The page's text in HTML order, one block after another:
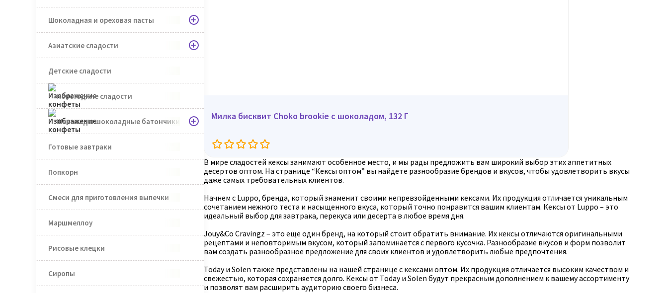
Шоколадная и ореховая пасты
Азиатские сладости
Детские сладости
Новогодние сладости
Шоколад и шоколадные батончики
Готовые завтраки
Попкорн
Смеси для приготовления выпечки
Маршмеллоу
Рисовые клецки
Сиропы
Милка бисквит Сhoko brookie c шоколадом, 132 Г
В мире сладостей кексы занимают особенное место, и мы рады предложить вам широкий выбор этих аппетитных
десертов оптом. На странице “Кексы оптом” вы найдете разнообразие брендов и вкусов, чтобы удовлетворить вкусы
даже самых требовательных клиентов.
Начнем с Luppo, бренда, который знаменит своими непревзойденными кексами. Их продукция отличается уникальным
сочетанием нежного теста и насыщенного вкуса, который точно понравится вашим клиентам. Кексы от Luppo – это
идеальный выбор для завтрака, перекуса или десерта в любое время дня.
Jouy&Co Cravingz – это еще один бренд, на который стоит обратить внимание. Их кексы отличаются оригинальными
рецептами и неповторимым вкусом, который запоминается с первого кусочка. Разнообразие вкусов и форм позволит
вам создать разнообразное предложение для своих клиентов и удовлетворить любые предпочтения.
Today и Solen также представлены на нашей странице с кексами оптом. Их продукция отличается высоким качеством и
свежестью, которая сохраняется долго. Кексы от Today и Solen будут прекрасным дополнением к вашему ассортименту
и позволят вам расширить аудиторию своего бизнеса.